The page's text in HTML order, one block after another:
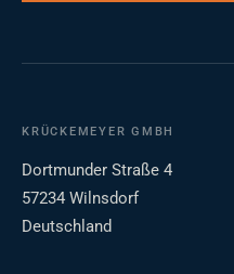
KRÜCKEMEYER GMBH
Dortmunder Straße 4
57234 Wilnsdorf
Deutschland